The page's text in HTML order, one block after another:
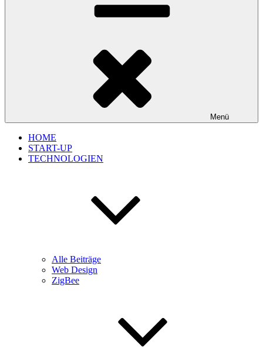
Menü
HOME
START-UP
TECHNOLOGIEN
Alle Beiträge
Web Design
ZigBee